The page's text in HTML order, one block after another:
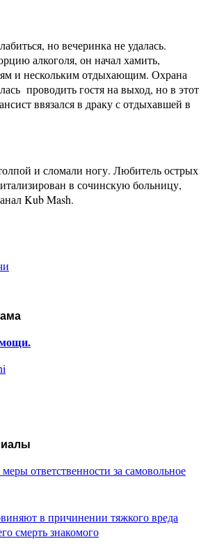
но вечеринка не удалась.
алкоголя, он начал хамить,
и нескольким отдыхающим. Охрана
проводить гостя на выход, но в этот
ввязался в драку с отдыхавшей в
и сломали ногу. Любитель острых
в сочинскую больницу,
Kub Mash.
ответственности за самовольное
в причинении тяжкого вреда
смерть знакомого